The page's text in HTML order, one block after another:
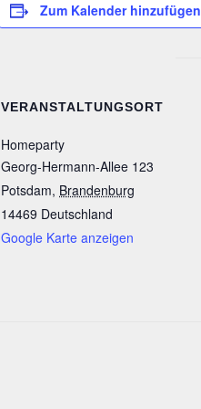
Zum Kalender hinzufügen
VERANSTALTUNGSORT
Homeparty
Georg-Hermann-Allee 123
Potsdam, Brandenburg
14469 Deutschland
Google Karte anzeigen